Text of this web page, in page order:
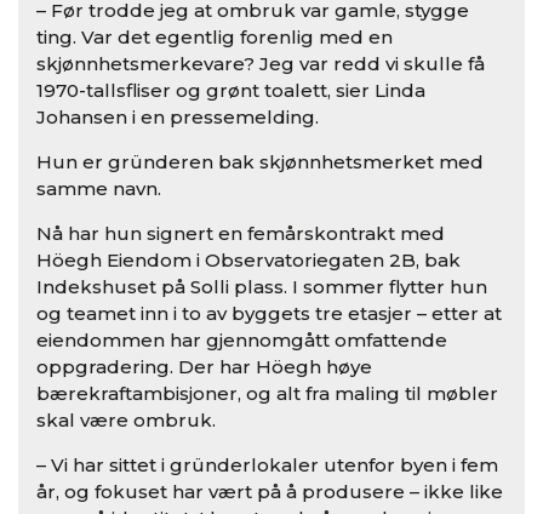
– Før trodde jeg at ombruk var gamle, stygge
ting. Var det egentlig forenlig med en
skjønnhetsmerkevare? Jeg var redd vi skulle få
1970-tallsfliser og grønt toalett, sier Linda
Johansen i en pressemelding.
Hun er gründeren bak skjønnhetsmerket med
samme navn.
Nå har hun signert en femårskontrakt med
Höegh Eiendom i Observatoriegaten 2B, bak
Indekshuset på Solli plass. I sommer flytter hun
og teamet inn i to av byggets tre etasjer – etter at
eiendommen har gjennomgått omfattende
oppgradering. Der har Höegh høye
bærekraftambisjoner, og alt fra maling til møbler
skal være ombruk.
– Vi har sittet i gründerlokaler utenfor byen i fem
år, og fokuset har vært på å produsere – ikke like